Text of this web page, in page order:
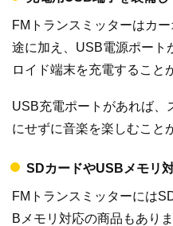
FMトランスミッターはカ
途に加え、USB電源ポート
ロイド端末を充電すること
USB充電ポートがあれば、
にせずに音楽を楽しむこと
SDカードやUSBメモリ
FMトランスミッターには
Bメモリ対応の商品もあり